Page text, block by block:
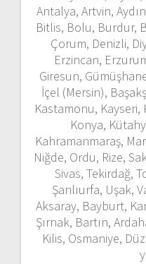
Antalya, Artvin,
Bitlis, Bolu, Burdur,
Çorum, Denizli,
Erzincan,
Giresun,
İçel (Mersin),
Kastamonu, Kayseri,
Konya,
Kahramanmaraş,
Niğde, Ordu, Rize,
Sivas, Tekirdağ,
Şanlıurfa, Uşak,
Aksaray, Bayburt,
Şırnak, Bartın,
Kilis, Osmaniye,